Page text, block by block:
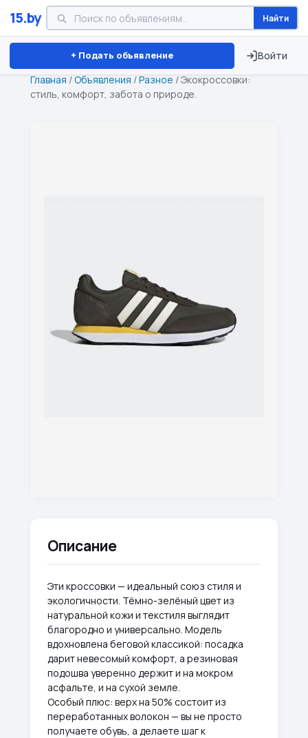
15.by Найти
+ Подать объявление Войти
Минск Витебск Брест ⏱ ТОЛЬКО 15 ДНЕЙ
Главная /Объявления /Разное /Экокроссовки:
стиль, комфорт, забота о природе.
Описание
Эти кроссовки — идеальный союз стиля и
экологичности. Тёмно-зелёный цвет из
натуральной кожи и текстиля выглядит
благородно и универсально. Модель
вдохновлена беговой классикой: посадка
дарит невесомый комфорт, а резиновая
подошва уверенно держит и на мокром
асфальте, и на сухой земле.
Особый плюс: верх на 50% состоит из
переработанных волокон — вы не просто
получаете обувь, а делаете шаг к